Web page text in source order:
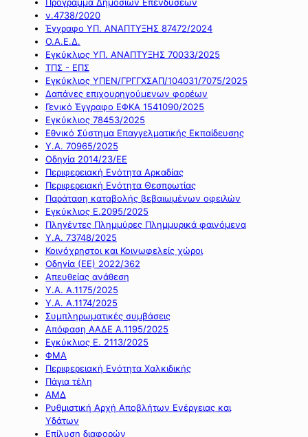
ν.4738/2020
Έγγραφο ΥΠ. ΑΝΑΠΤΥΞΗΣ 87472/2024
Ο.Α.Ε.Δ.
Εγκύκλιος ΥΠ. ΑΝΑΠΤΥΞΗΣ 70033/2025
ΤΠΣ - ΕΠΣ
Εγκύκλιος ΥΠΕΝ/ΓΡΓΓΧΣΑΠ/104031/7075/2025
Δαπάνες επιχουρηγούμενων φορέων
Γενικό Έγγραφο ΕΦΚΑ 1541090/2025
Εγκύκλιος 78453/2025
Εθνικό Σύστημα Επαγγελματικής Εκπαίδευσης
Υ.Α. 70965/2025
Οδηγία 2014/23/ΕΕ
Περιφερειακή Ενότητα Αρκαδίας
Περιφερειακή Ενότητα Θεσπρωτίας
Παράταση καταβολής βεβαιωμένων οφειλών
Εγκύκλιος Ε.2095/2025
Πληγέντες Πλημμύρες Πλημμυρικά φαινόμενα
Υ.Α. 73748/2025
Κοινόχρηστοι και Κοινωφελείς χώροι
Οδηγία (ΕΕ) 2022/362
Απευθείας ανάθεση
Υ.Α. Α.1175/2025
Υ.Α. Α.1174/2025
Συμπληρωματικές συμβάσεις
Απόφαση ΑΑΔΕ Α.1195/2025
Εγκύκλιος Ε. 2113/2025
ΦΜΑ
Περιφερειακή Ενότητα Χαλκιδικής
Πάγια τέλη
ΑΜΔ
Ρυθμιστική Αρχή Αποβλήτων Ενέργειας και
Υδάτων
Επίλυση διαφορών